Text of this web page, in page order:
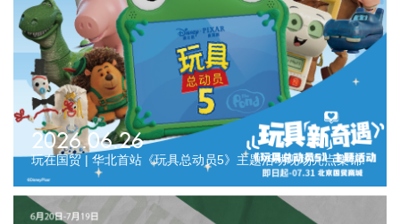
2026.06.26
玩在国贸 | 华北首站《玩具总动员5》主题活动现场亮点集锦!